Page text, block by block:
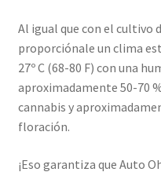
Al igual que con el cultivo
proporciónale un clima
27º C (68-80 F) con una
aproximadamente 50-70
cannabis y
floración.
¡Eso garantiza que Auto